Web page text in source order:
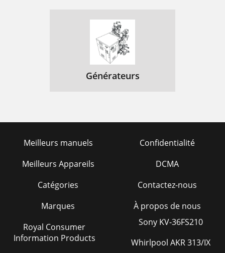
Générateurs
Meilleurs manuels
Meilleurs Appareils
Catégories
Marques
Confidentialité
DCMA
Contactez-nous
À propos de nous
Royal Consumer
Information Products
Sony KV-36FS210
Whirlpool AKR 313/IX